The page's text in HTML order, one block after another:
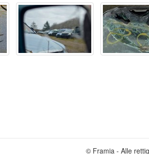
© Framia - Alle